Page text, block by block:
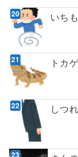
いち
トカ
しつ